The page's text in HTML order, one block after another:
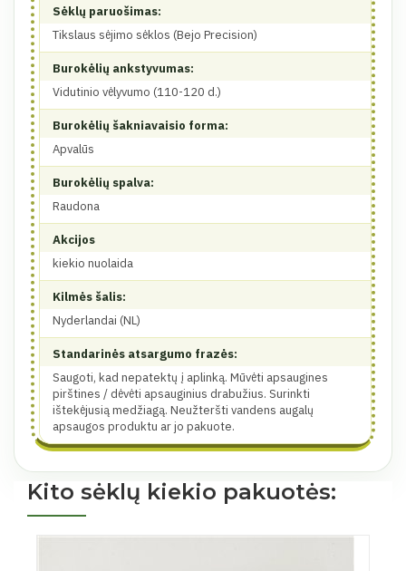
Sėklų paruošimas:
Tikslaus sėjimo sėklos (Bejo Precision)
Burokėlių ankstyvumas:
Vidutinio vėlyvumo (110-120 d.)
Burokėlių šakniavaisio forma:
Apvalūs
Burokėlių spalva:
Raudona
Akcijos
kiekio nuolaida
Kilmės šalis:
Nyderlandai (NL)
Standarinės atsargumo frazės:
Saugoti, kad nepatektų į aplinką. Mūvėti apsaugines
pirštines / dėvėti apsauginius drabužius. Surinkti
ištekėjusią medžiagą. Neužteršti vandens augalų
apsaugos produktu ar jo pakuote.
Kito sėklų kiekio pakuotės: